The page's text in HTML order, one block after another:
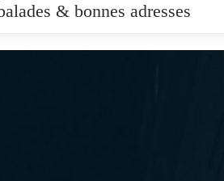
& bonnes adresses